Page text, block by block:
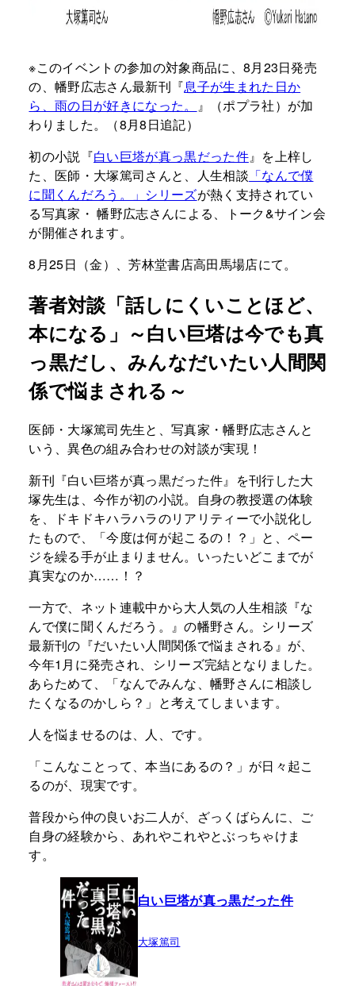
※このイベントの参加の対象商品に、8月23日発売
の、幡野広志さん最新刊『息子が生まれた日か
ら、雨の日が好きになった。
』（ポプラ社）が加
わりました。（8月8日追記）
初の小説『白い巨塔が真っ黒だった件』を上梓し
た、医師・大塚篤司さんと、人生相談 「なんで僕
に聞くんだろう。」シリーズが熱く支持されてい
る写真家・ 幡野広志さんによる、トーク&サイン会
が開催されます。
8月25日（金）、芳林堂書店高田馬場店にて。
著者対談「話しにくいことほど、
本になる」～白い巨塔は今でも真
っ黒だし、みんなだいたい人間関
係で悩まされる～
医師・大塚篤司先生と、写真家・幡野広志さんと
いう、異色の組み合わせの対談が実現！
新刊『白い巨塔が真っ黒だった件』を刊行した大
塚先生は、今作が初の小説。自身の教授選の体験
を、ドキドキハラハラのリアリティーで小説化し
たもので、「今度は何が起こるの！？」と、ペー
ジを繰る手が止まりません。いったいどこまでが
真実なのか……！？
一方で、ネット連載中から大人気の人生相談『な
んで僕に聞くんだろう。』の幡野さん。シリーズ
最新刊の『だいたい人間関係で悩まされる』が、
今年1月に発売され、シリーズ完結となりました。
あらためて、「なんでみんな、幡野さんに相談し
たくなるのかしら？」と考えてしまいます。
人を悩ませるのは、人、です。
「こんなことって、本当にあるの？」が日々起こ
るのが、現実です。
普段から仲の良いお二人が、ざっくばらんに、ご
自身の経験から、あれやこれやとぶっちゃけま
す。
白い巨塔が真っ黒だった件
大塚篤司